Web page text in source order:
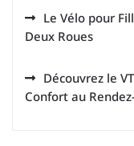
Le Vélo pour
Deux Roues
Découvrez le
Confort au